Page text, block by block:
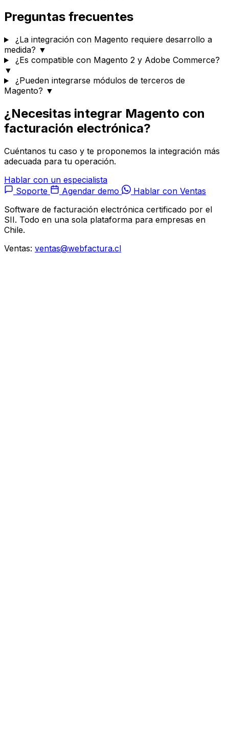
Preguntas frecuentes
¿La integración con Magento requiere desarrollo a
medida? ▼
¿Es compatible con Magento 2 y Adobe Commerce?
▼
¿Pueden integrarse módulos de terceros de
Magento? ▼
¿Necesitas integrar Magento con
facturación electrónica?
Cuéntanos tu caso y te proponemos la integración más
adecuada para tu operación.
Hablar con un especialista
Soporte
Agendar demo
Hablar con Ventas
Software de facturación electrónica certificado por el
SII. Todo en una sola plataforma para empresas en
Chile.
Ventas: ventas@webfactura.cl